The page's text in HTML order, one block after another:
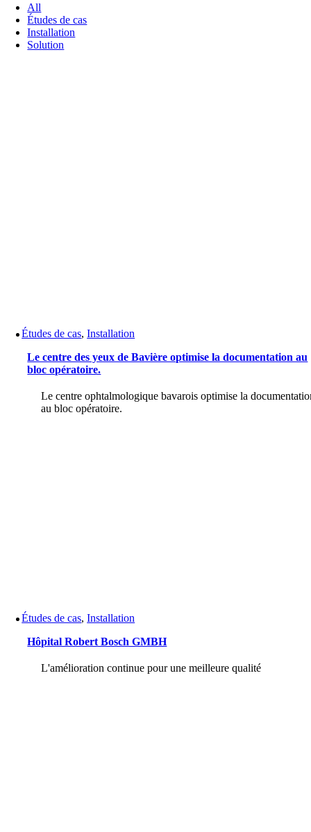
All
Études de cas
Installation
Solution
Études de cas,Installation
Le centre des yeux de Bavière optimise la documentation au
bloc opératoire.
Le centre ophtalmologique bavarois optimise la
au bloc opératoire.
Études de cas,Installation
Hôpital Robert Bosch GMBH
L'amélioration continue pour une meilleure qualité